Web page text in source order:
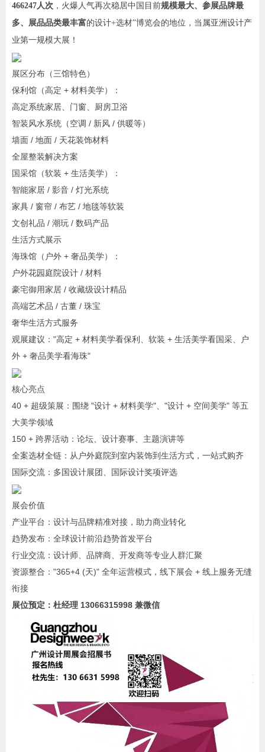
466247人次 ，火爆人气再次稳居中国目前规模最大、参展品牌最
多、展品品类最丰富的设计+选材”博览会的地位，当属亚洲设计产
业第一规模大展！
展区分布（三馆特色）
保利馆（高定 + 材料美学）：
高定系统家居、门窗、厨房卫浴
智装风水系统（空调 / 新风 / 供暖等）
墙面 / 地面 / 天花装饰材料
全屋整装解决方案
国采馆（软装 + 生活美学）：
智能家居 / 影音 / 灯光系统
家具 / 窗帘 / 布艺 / 地毯等软装
文创礼品 / 潮玩 / 数码产品
生活方式展示
海珠馆（户外 + 奢品美学）：
户外花园庭院设计 / 材料
豪宅御用家居 / 收藏级设计精品
高端艺术品 / 古董 / 珠宝
奢华生活方式服务
观展建议："高定 + 材料美学看保利、软装 + 生活美学看国采、户
外 + 奢品美学看海珠"
核心亮点
40 + 超级策展：围绕 "设计 + 材料美学"、"设计 + 空间美学" 等五
大美学领域
150 + 跨界活动：论坛、设计赛事、主题演讲等
全案选材全链：从户外庭院到室内装饰到生活方式，一站式购齐
国际交流：多国设计展团、国际设计奖项评选
展会价值
产业平台：设计与品牌精准对接，助力商业转化
趋势发布：全球设计前沿趋势首发平台
行业交流：设计师、品牌商、开发商等专业人群汇聚
资源整合："365+4 (天)" 全年运营模式，线下展会 + 线上服务无缝
衔接
展位预定：杜经理 13066315998 兼微信